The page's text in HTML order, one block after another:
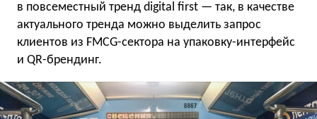
в повсеместный тренд digital first — так, в качестве
актуального тренда можно выделить запрос
клиентов из FMCG-сектора на упаковку-интерфейс
и QR-брендинг.